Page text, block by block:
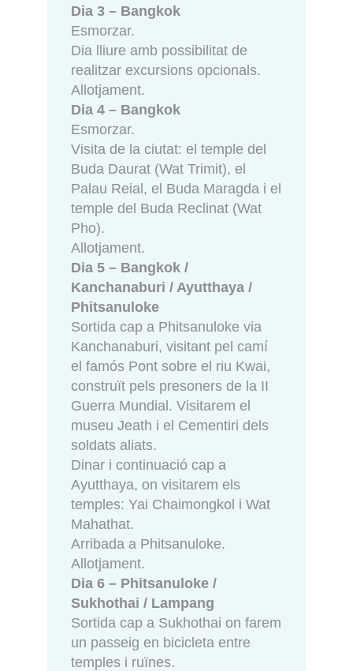
Dia 3 – Bangkok
Esmorzar.
Dia lliure amb possibilitat de
realitzar excursions opcionals.
Allotjament.
Dia 4 – Bangkok
Esmorzar.
Visita de la ciutat: el temple del
Buda Daurat (Wat Trimit), el
Palau Reial, el Buda Maragda i el
temple del Buda Reclinat (Wat
Pho).
Allotjament.
Dia 5 – Bangkok /
Kanchanaburi / Ayutthaya /
Phitsanuloke
Sortida cap a Phitsanuloke via
Kanchanaburi, visitant pel camí
el famós Pont sobre el riu Kwai,
construït pels presoners de la II
Guerra Mundial. Visitarem el
museu Jeath i el Cementiri dels
soldats aliats.
Dinar i continuació cap a
Ayutthaya, on visitarem els
temples: Yai Chaimongkol i Wat
Mahathat.
Arribada a Phitsanuloke.
Allotjament.
Dia 6 – Phitsanuloke /
Sukhothai / Lampang
Sortida cap a Sukhothai on farem
un passeig en bicicleta entre
temples i ruïnes.